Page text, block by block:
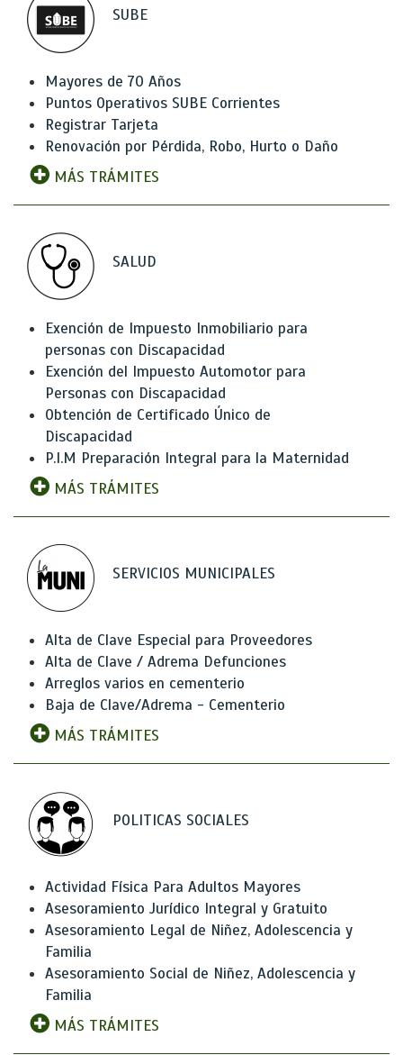
SUBE
Mayores de 70 Años
Puntos Operativos SUBE Corrientes
Registrar Tarjeta
Renovación por Pérdida, Robo, Hurto o Daño
MÁS TRÁMITES
SALUD
Exención de Impuesto Inmobiliario para
personas con Discapacidad
Exención del Impuesto Automotor para
Personas con Discapacidad
Obtención de Certificado Único de
Discapacidad
P.I.M Preparación Integral para la Maternidad
MÁS TRÁMITES
SERVICIOS MUNICIPALES
Alta de Clave Especial para Proveedores
Alta de Clave / Adrema Defunciones
Arreglos varios en cementerio
Baja de Clave/Adrema - Cementerio
MÁS TRÁMITES
POLITICAS SOCIALES
Actividad Física Para Adultos Mayores
Asesoramiento Jurídico Integral y Gratuito
Asesoramiento Legal de Niñez, Adolescencia y
Familia
Asesoramiento Social de Niñez, Adolescencia y
Familia
MÁS TRÁMITES